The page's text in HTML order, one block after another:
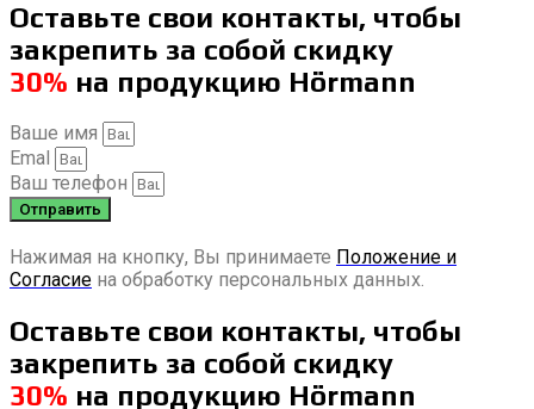
Оставьте свои контакты, чтобы
закрепить за собой скидку
30% на продукцию Hörmann
Ваше имя
Emal
Ваш телефон
Отправить
Нажимая на кнопку, Вы принимаете Положение и
Согласие на обработку персональных данных.
Оставьте свои контакты, чтобы
закрепить за собой скидку
30% на продукцию Hörmann